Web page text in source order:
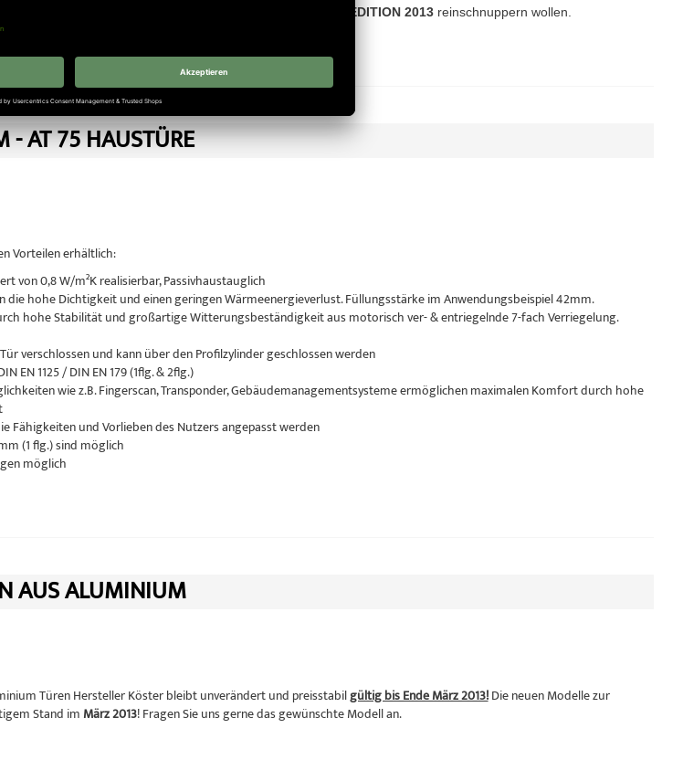
EDITION 2013reinschnuppern wollen.
- AT 75 HAUSTÜRE
Vorteilen erhältlich:
von 0,8 W/m²K realisierbar, Passivhaustauglich
hohe Dichtigkeit und einen geringen Wärmeenergieverlust. Füllungsstärke im Anwendungsbeispiel 42mm.
hohe Stabilität und großartige Witterungsbeständigkeit aus motorisch ver- & entriegelnde 7-fach Verriegelung.
verschlossen und kann über den Profilzylinder geschlossen werden
1125 / DIN EN 179 (1flg. & 2flg.)
wie z.B. Fingerscan, Transponder, Gebäudemanagementsysteme ermöglichen maximalen Komfort durch hohe
Fähigkeiten und Vorlieben des Nutzers angepasst werden
(1 flg.) sind möglich
möglich
AUS ALUMINIUM
Türen Hersteller Köster bleibt unverändert und preisstabilgültig bis Ende März 2013!Die neuen Modelle zur
Stand im März 2013! Fragen Sie uns gerne das gewünschte Modell an.